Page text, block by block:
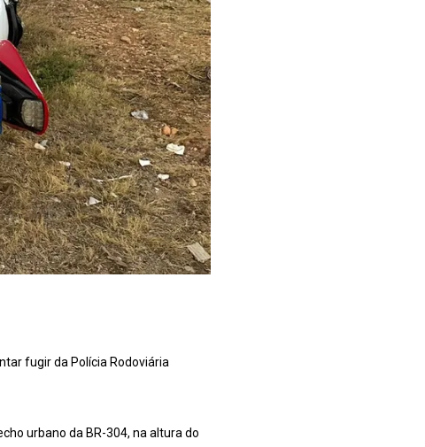
fugir da Polícia Rodoviária
urbano da BR-304, na altura do